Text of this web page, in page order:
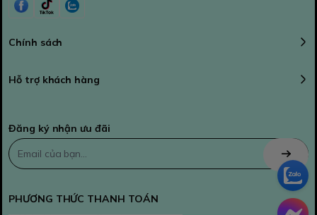
Chính sách
Hỗ trợ khách hàng
Đăng ký nhận ưu đãi
PHƯƠNG THỨC THANH TOÁN